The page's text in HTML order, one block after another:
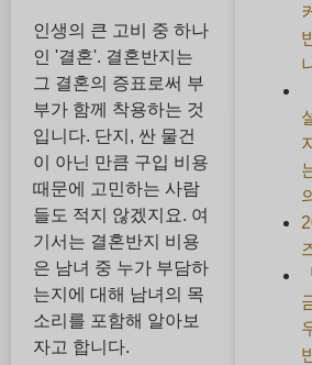
인생의 큰 고비 중 하나
인 '결혼'. 결혼반지는
그 결혼의 증표로써 부
부가 함께 착용하는 것
입니다. 단지, 싼 물건
이 아닌 만큼 구입 비용
때문에 고민하는 사람
들도 적지 않겠지요. 여
기서는 결혼반지 비용
은 남녀 중 누가 부담하
는지에 대해 남녀의 목
소리를 포함해 알아보
자고 합니다.